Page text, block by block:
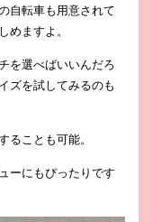
自転車も用意されて
めますよ。
を選べばいいんだろ
ズを試してみるのも
ることも可能。
ーにもぴったりです